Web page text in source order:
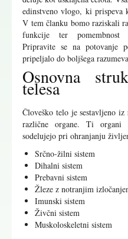
edinstveno vlogo, ki prispeva
V tem članku bomo raziskali
funkcije ter pomembnost
Pripravite se na potovanje
pripeljalo do boljšega
Osnovna
telesa
Človeško telo je sestavljeno
različne organe. Ti
sodelujejo pri ohranjanju
Srčno-žilni sistem
Dihalni sistem
Prebavni sistem
Žleze z notranjim
Imunski sistem
Živčni sistem
Muskoloskeletni sistem